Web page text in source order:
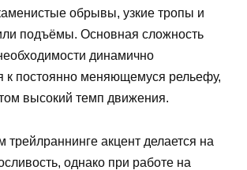
обрывы, узкие тропы и
подъёмы. Основная сложность
динамично
к постоянно меняющемуся рельефу,
высокий темп движения.
трейлраннинге акцент делается на
однако при работе на